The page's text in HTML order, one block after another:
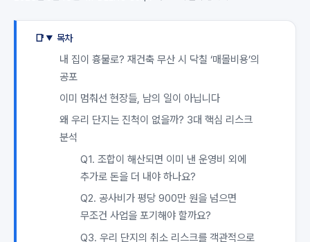
목차
내 집이 흉물로? 재건축 무산 시 닥칠 ‘매몰비용’의
공포
이미 멈춰선 현장들, 남의 일이 아닙니다
왜 우리 단지는 진척이 없을까? 3대 핵심 리스크
분석
Q1. 조합이 해산되면 이미 낸 운영비 외에
추가로 돈을 더 내야 하나요?
Q2. 공사비가 평당 900만 원을 넘으면
무조건 사업을 포기해야 할까요?
Q3. 우리 단지의 취소 리스크를 객관적으로